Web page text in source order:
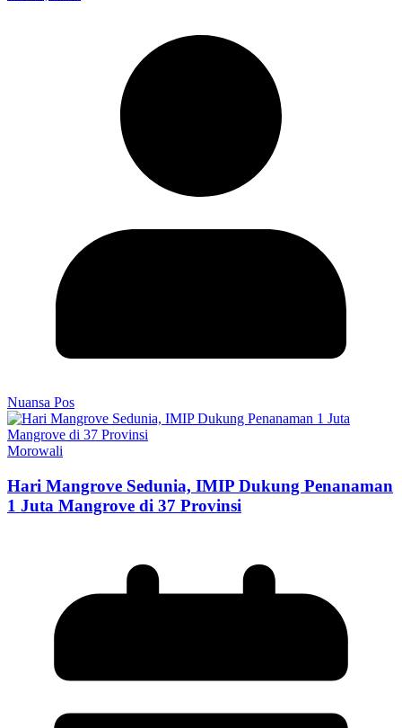
Nuansa Pos
Morowali
Hari Mangrove Sedunia, IMIP Dukung Penanaman
1 Juta Mangrove di 37 Provinsi